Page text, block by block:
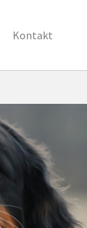
Kontakt